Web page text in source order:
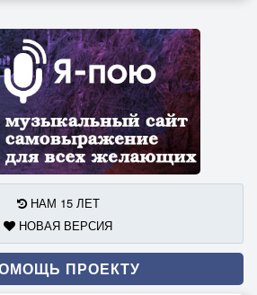
НАМ 15 ЛЕТ
НОВАЯ ВЕРСИЯ
ПРОЕКТУ